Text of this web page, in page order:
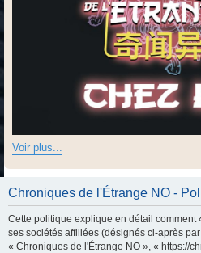
Voir plus...
Chroniques de l'Étrange NO -
Cette politique explique en détail comment
ses sociétés affiliées (désignés ci-après
« Chroniques de l'Étrange NO », « https://